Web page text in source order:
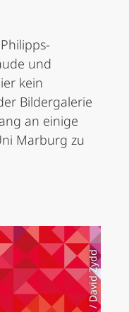
und
kein
Bildergalerie
an einige
Marburg zu